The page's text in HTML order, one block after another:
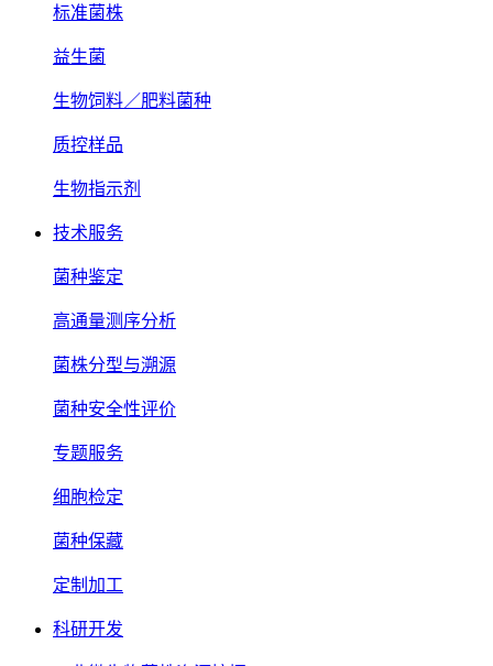
标准菌株
益生菌
生物饲料／肥料菌种
质控样品
生物指示剂
技术服务
菌种鉴定
高通量测序分析
菌株分型与溯源
菌种安全性评价
专题服务
细胞检定
菌种保藏
定制加工
科研开发